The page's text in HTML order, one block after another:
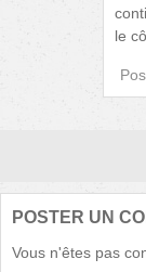
le
POSTER UN
Vous n'êtes pas